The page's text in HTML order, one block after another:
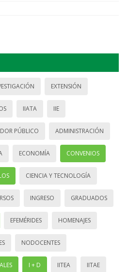
EXTENSIÓN
IIATA IIE
PÚBLICO ADMINISTRACIÓN
ECONOMÍA CONVENIOS
CIENCIA Y TECNOLOGÍA
INGRESO GRADUADOS
EFEMÉRIDES HOMENAJES
NODOCENTES
I + D IITEA IITAE